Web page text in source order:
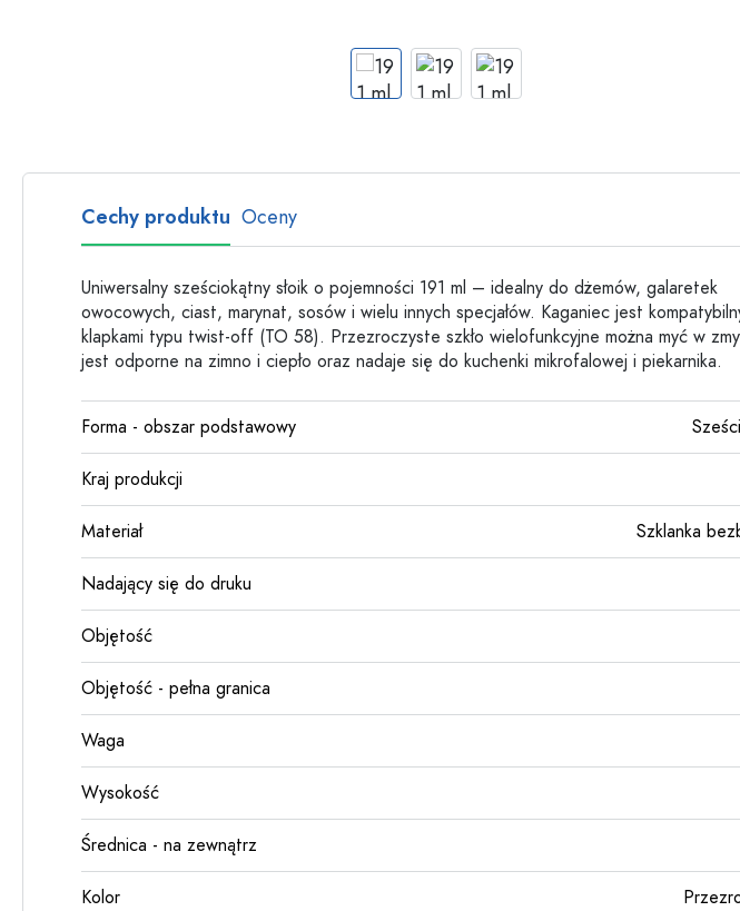
Cechy produktu Oceny
Uniwersalny sześciokątny słoik o pojemności 191 ml – idealny do dżemów, galaretek
owocowych, ciast, marynat, sosów i wielu innych specjałów. Kaganiec jest
klapkami typu twist-off (TO 58). Przezroczyste szkło wielofunkcyjne można myć w
jest odporne na zimno i ciepło oraz nadaje się do kuchenki mikrofalowej i piekarnika.
Forma - obszar podstawowy
Kraj produkcji
Materiał Szklanka
Nadający się do druku
Objętość
Objętość - pełna granica
Waga
Wysokość
Średnica - na zewnątrz
Kolor